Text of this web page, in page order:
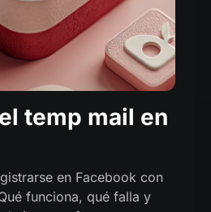
temp mail en
en Facebook con
funciona, qué falla y